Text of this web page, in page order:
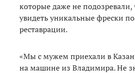
которые даже не подозревали,
увидеть уникальные фрески
реставрации.
«Мы с мужем приехали в
на машине из Владимира. Не